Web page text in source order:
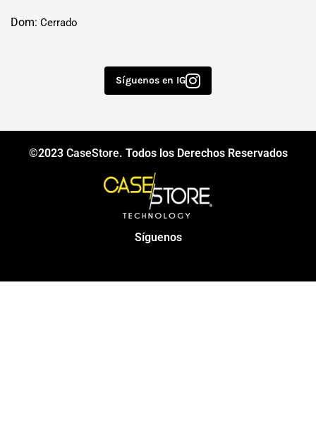
Dom: Cerrado
Síguenos en IG
©2023 CaseStore. Todos los Derechos Reservados
Síguenos